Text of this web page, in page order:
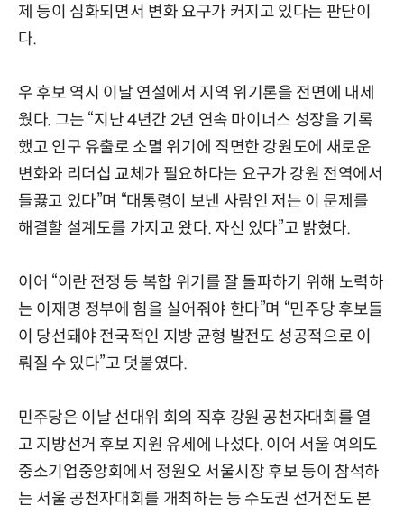
제 등이 심화되면서 변화 요구가 커지고 있다는 판단이
다.
우 후보 역시 이날 연설에서 지역 위기론을 전면에 내세
웠다. 그는 “지난 4년간 2년 연속 마이너스 성장을 기록
했고 인구 유출로 소멸 위기에 직면한 강원도에 새로운
변화와 리더십 교체가 필요하다는 요구가 강원 전역에서
들끓고 있다”며 “대통령이 보낸 사람인 저는 이 문제를
해결할 설계도를 가지고 왔다. 자신 있다”고 밝혔다.
이어 “이란 전쟁 등 복합 위기를 잘 돌파하기 위해 노력하
는 이재명 정부에 힘을 실어줘야 한다”며 “민주당 후보들
이 당선돼야 전국적인 지방 균형 발전도 성공적으로 이
뤄질 수 있다”고 덧붙였다.
민주당은 이날 선대위 회의 직후 강원 공천자대회를 열
고 지방선거 후보 지원 유세에 나섰다. 이어 서울 여의도
중소기업중앙회에서 정원오 서울시장 후보 등이 참석하
는 서울 공천자대회를 개최하는 등 수도권 선거전도 본